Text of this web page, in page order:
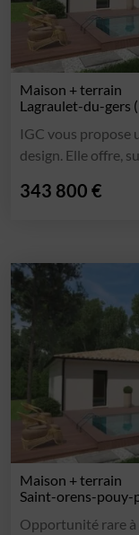
Maison + terrain
Lagraulet-du-gers
IGC vous propose
design. Elle offre,
343 800 €
Maison + terrain
Saint-orens-pouy-
Opportunité rare à